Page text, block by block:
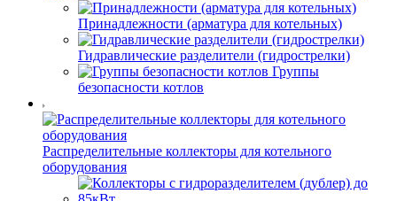
Принадлежности (арматура для котельных)
Гидравлические разделители (гидрострелки)
Группы
безопасности котлов
Распределительные коллекторы для котельного
оборудования